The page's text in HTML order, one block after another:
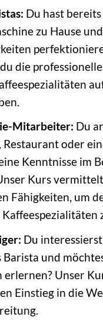
Du hast
zu Hause
die
Mitarbeiter: Du
Restaurant oder
Kenntnisse im
Kurs
Fähigkeiten, um
Du
Barista und
erlernen? Unser
Einstieg in die